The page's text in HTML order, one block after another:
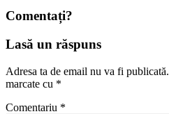
Comentați?
Lasă un răspuns
Adresa ta de email nu va fi publicată.
marcate cu *
Comentariu *